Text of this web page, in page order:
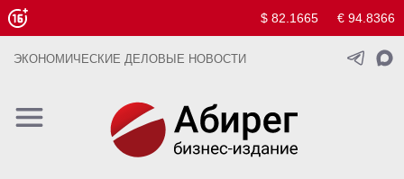
$ 82.1665 € 94.8366
ЭКОНОМИЧЕСКИЕ ДЕЛОВЫЕ НОВОСТИ